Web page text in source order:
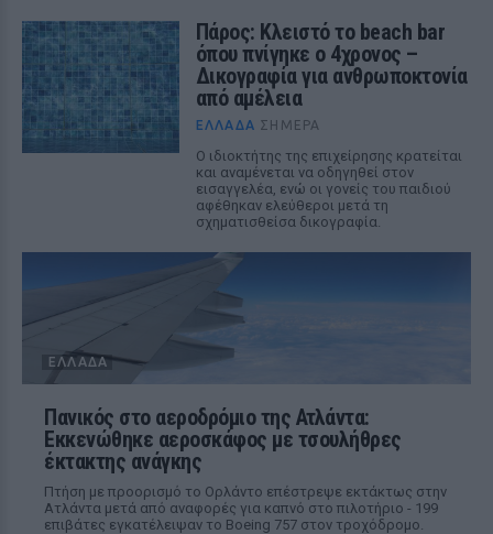
Πάρος: Κλειστό το beach bar
όπου πνίγηκε ο 4χρονος –
Δικογραφία για ανθρωποκτονία
από αμέλεια
ΕΛΛΆΔΑ ΣΉΜΕΡΑ
Ο ιδιοκτήτης της επιχείρησης κρατείται
και αναμένεται να οδηγηθεί στον
εισαγγελέα, ενώ οι γονείς του παιδιού
αφέθηκαν ελεύθεροι μετά τη
σχηματισθείσα δικογραφία.
ΕΛΛΆΔΑ
Πανικός στο αεροδρόμιο της Ατλάντα:
Εκκενώθηκε αεροσκάφος με τσουλήθρες
έκτακτης ανάγκης
Πτήση με προορισμό το Ορλάντο επέστρεψε εκτάκτως στην
Ατλάντα μετά από αναφορές για καπνό στο πιλοτήριο - 199
επιβάτες εγκατέλειψαν το Boeing 757 στον τροχόδρομο.